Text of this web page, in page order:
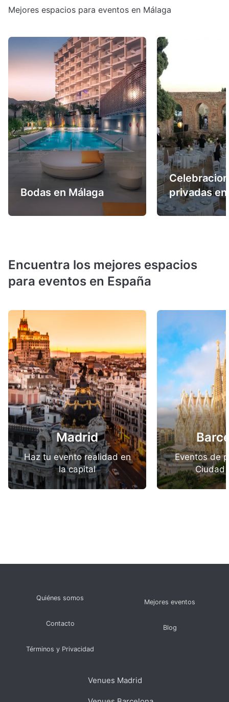
Mejores espacios para eventos en Málaga
Bodas en Málaga
privadas en
Encuentra los mejores espacios
para eventos en España
Madrid
Haz tu evento realidad en
la capital
Eventos de
Ciudad
Venues Madrid
Quiénes somos
Contacto
Términos y Privacidad
Mejores eventos
Blog